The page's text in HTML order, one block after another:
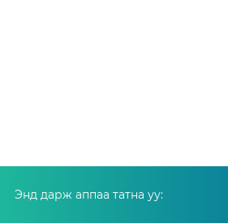
Энд дарж аппаа татна уу: